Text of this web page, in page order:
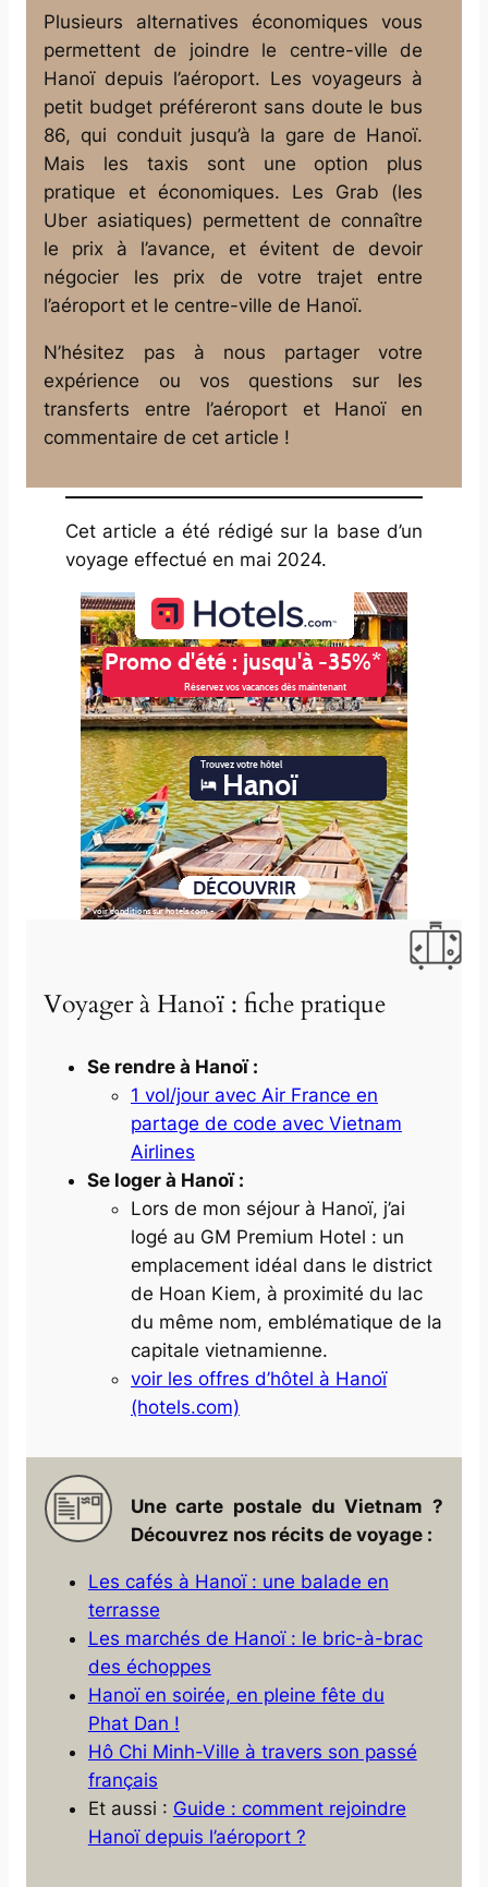
Plusieurs alternatives économiques vous
permettent de joindre le centre-ville de
Hanoï depuis l’aéroport. Les voyageurs à
petit budget préféreront sans doute le bus
86, qui conduit jusqu’à la gare de Hanoï.
Mais les taxis sont une option plus
pratique et économiques. Les Grab (les
Uber asiatiques) permettent de connaître
le prix à l’avance, et évitent de devoir
négocier les prix de votre trajet entre
l’aéroport et le centre-ville de Hanoï.
N’hésitez pas à nous partager votre
expérience ou vos questions sur les
transferts entre l’aéroport et Hanoï en
commentaire de cet article !
Cet article a été rédigé sur la base d’un
voyage effectué en mai 2024.
Voyager à Hanoï : fiche pratique
Se rendre à Hanoï :
1 vol/jour avec Air France en
partage de code avec Vietnam
Airlines
Se loger à Hanoï :
Lors de mon séjour à Hanoï, j’ai
logé au GM Premium Hotel : un
emplacement idéal dans le district
de Hoan Kiem, à proximité du lac
du même nom, emblématique de la
capitale vietnamienne.
voir les offres d’hôtel à Hanoï
(hotels.com)
Une carte postale du Vietnam ?
Découvrez nos récits de voyage :
Les cafés à Hanoï : une balade en
terrasse
Les marchés de Hanoï : le bric-à-brac
des échoppes
Hanoï en soirée, en pleine fête du
Phat Dan !
Hô Chi Minh-Ville à travers son passé
français
Et aussi : Guide : comment rejoindre
Hanoï depuis l’aéroport ?